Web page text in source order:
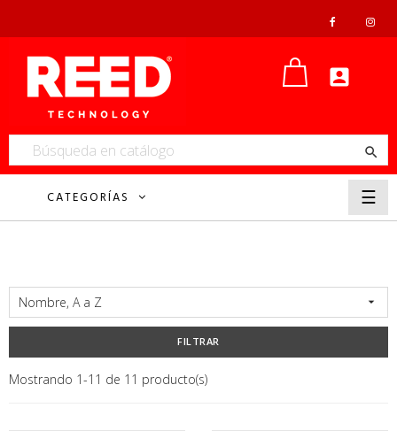


CATEGORÍAS
de
☰
Nombre, A a Z 
FILTRAR
Mostrando 1-11 de 11 producto(s)